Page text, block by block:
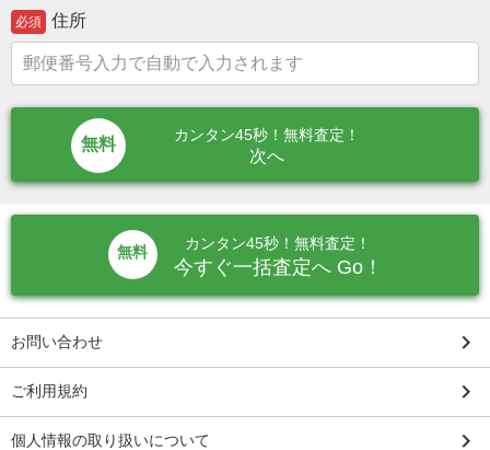
必須 住所
カンタン45秒！無料査定！
次へ
無料
カンタン45秒！無料査定！
今すぐ一括査定へ Go！
お問い合わせ keyboard_arrow_right
ご利用規約 keyboard_arrow_right
個人情報の取り扱いについて keyboard_arrow_right